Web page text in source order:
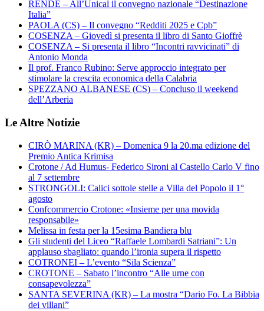
RENDE – All’Unical il convegno nazionale “Destinazione
Italia”
PAOLA (CS) – Il convegno “Redditi 2025 e Cpb”
COSENZA – Giovedì si presenta il libro di Santo Gioffrè
COSENZA – Si presenta il libro “Incontri ravvicinati” di
Antonio Monda
Il prof. Franco Rubino: Serve approccio integrato per
stimolare la crescita economica della Calabria
SPEZZANO ALBANESE (CS) – Concluso il weekend
dell’Arberia
Le Altre Notizie
CIRÒ MARINA (KR) – Domenica 9 la 20.ma edizione del
Premio Antica Krimisa
Crotone / Ad Humus- Federico Sironi al Castello Carlo V fino
al 7 settembre
STRONGOLI: Calici sottole stelle a Villa del Popolo il 1°
agosto
Confcommercio Crotone: «Insieme per una movida
responsabile»
Melissa in festa per la 15esima Bandiera blu
Gli studenti del Liceo “Raffaele Lombardi Satriani”: Un
applauso sbagliato: quando l’ironia supera il rispetto
COTRONEI – L’evento “Sila Scienza”
CROTONE – Sabato l’incontro “Alle urne con
consapevolezza”
SANTA SEVERINA (KR) – La mostra “Dario Fo. La Bibbia
dei villani”